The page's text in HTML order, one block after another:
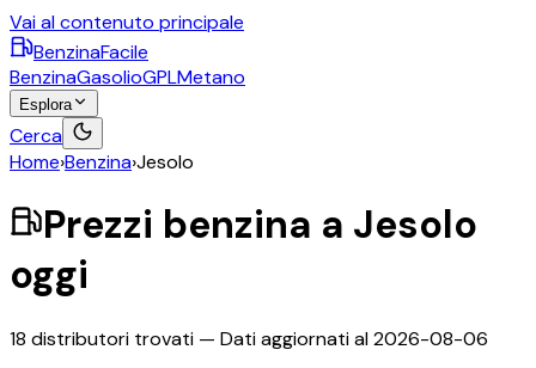
Vai al contenuto principale
BenzinaFacile
BenzinaGasolioGPLMetano
Esplora
Cerca
Home›Benzina›Jesolo
Prezzi benzina a Jesolo
oggi
18 distributori trovati — Dati aggiornati al2026-08-06